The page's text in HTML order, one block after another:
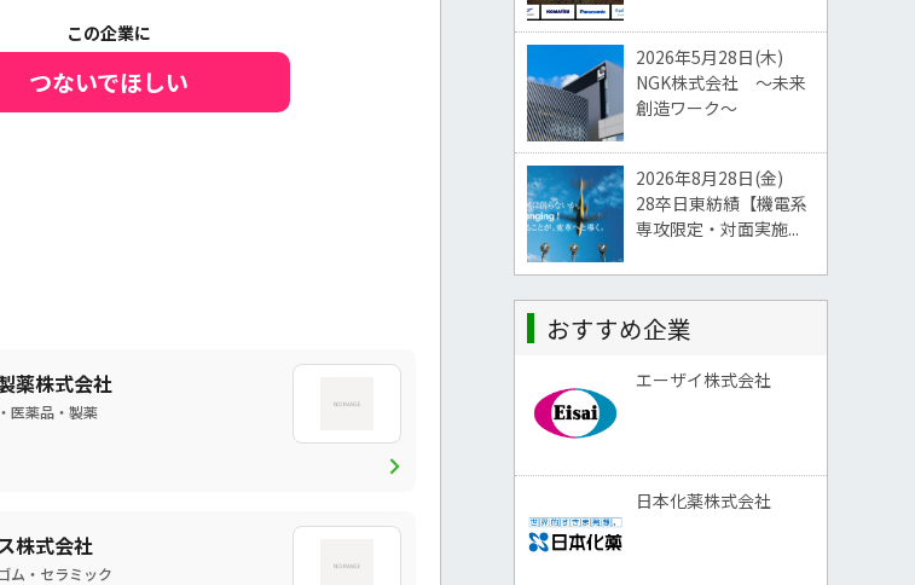
この企業に
つないでほしい
薬株式会社
医薬品・製薬
chevron_right
株式会社
ム・セラミック
2026年5月28日(木)
NGK株式会社 ～未来
創造ワーク～
2026年8月28日(金)
28卒日東紡績【機電系
専攻限定・対面実施...
おすすめ企業
エーザイ株式会社
日本化薬株式会社